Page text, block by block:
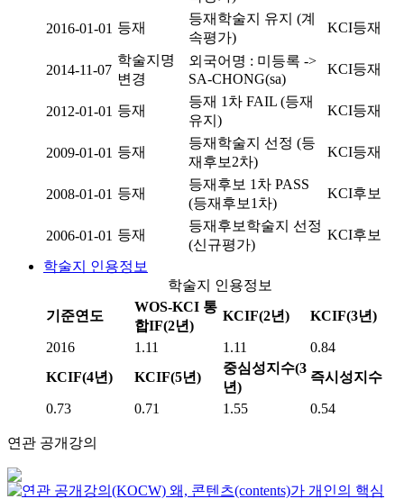
2016-01-01 등재
등재학술지 유지 (계
속평가)
KCI등재
2014-11-07
학술지명
변경
외국어명 : 미등록 ->
SA-CHONG(sa)
KCI등재
2012-01-01 등재
등재 1차 FAIL (등재
유지)
KCI등재
2009-01-01 등재
등재학술지 선정 (등
재후보2차)
KCI등재
2008-01-01 등재
등재후보 1차 PASS
(등재후보1차)
KCI후보
2006-01-01 등재
등재후보학술지 선정
(신규평가)
KCI후보
학술지 인용정보
학술지 인용정보
기준연도
WOS-KCI 통
합IF(2년)
KCIF(2년) KCIF(3년)
2016 1.11 1.11
0.84
KCIF(4년)
KCIF(5년)
중심성지수(3
년)
즉시성지수
0.73 0.71 1.55 0.54
연관 공개강의
왜, 콘텐츠(contents)가 개인의 핵심